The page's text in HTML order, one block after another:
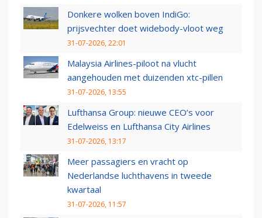
Donkere wolken boven IndiGo:
prijsvechter doet widebody-vloot weg
31-07-2026, 22:01
Malaysia Airlines-piloot na vlucht
aangehouden met duizenden xtc-pillen
31-07-2026, 13:55
Lufthansa Group: nieuwe CEO’s voor
Edelweiss en Lufthansa City Airlines
31-07-2026, 13:17
Meer passagiers en vracht op
Nederlandse luchthavens in tweede
kwartaal
31-07-2026, 11:57